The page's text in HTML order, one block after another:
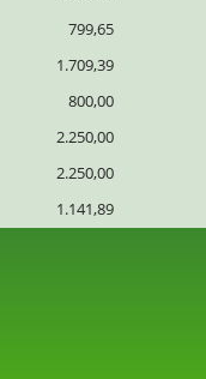
799,65
1.709,39
800,00
2.250,00
2.250,00
1.141,89